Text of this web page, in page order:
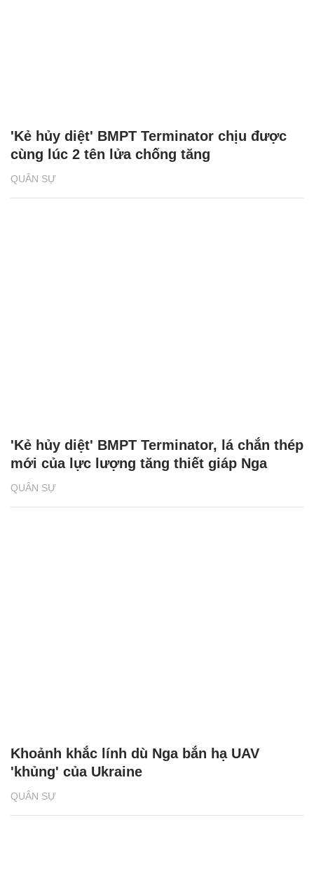
QUÂN SỰ
'Kẻ hủy diệt' BMPT Terminator chịu được
cùng lúc 2 tên lửa chống tăng
QUÂN SỰ
'Kẻ hủy diệt' BMPT Terminator, lá chắn thép
mới của lực lượng tăng thiết giáp Nga
QUÂN SỰ
Khoảnh khắc lính dù Nga bắn hạ UAV
'khủng' của Ukraine